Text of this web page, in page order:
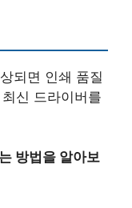
되면 인쇄 품질
신 드라이버를
방법을 알아보